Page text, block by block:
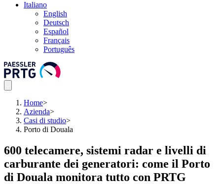
Italiano
English
Deutsch
Español
Français
Português
Home>
Azienda>
Casi di studio>
Porto di Douala
600 telecamere, sistemi radar e livelli di
carburante dei generatori: come il Porto
di Douala monitora tutto con PRTG